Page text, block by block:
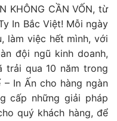
KHÔNG CẦN VỐN, từ
In Bắc Việt! Mỗi ngày
làm việc hết mình, với
đội ngũ kinh doanh,
trải qua 10 năm trong
In Ấn cho hàng ngàn
cấp những giải pháp
quý khách hàng, để